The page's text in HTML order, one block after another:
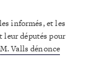
informés, et les
leur députés pour
M. Valls dénonce